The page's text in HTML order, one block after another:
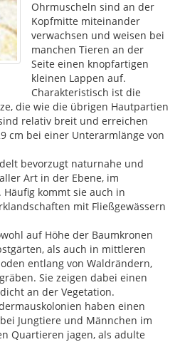
Ohrmuscheln sind an der
Kopfmitte miteinander
verwachsen und weisen bei
manchen Tieren an der
Seite einen knopfartigen
kleinen Lappen auf.
Charakteristisch ist die
die wie die übrigen Hautpartien
relativ breit und erreichen
cm bei einer Unterarmlänge von
bevorzugt naturnahe und
Art in der Ebene, im
kommt sie auch in
mit Fließgewässern
auf Höhe der Baumkronen
als auch in mittleren
entlang von Waldrändern,
Sie zeigen dabei einen
an der Vegetation.
haben einen
Jungtiere und Männchen im
Quartieren jagen, als adulte